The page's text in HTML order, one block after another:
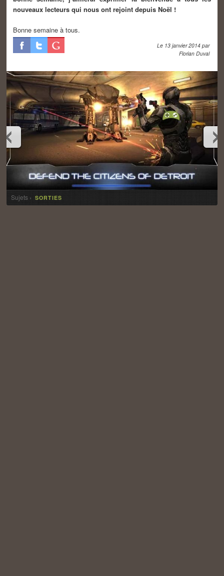
nouveaux lecteurs qui nous ont rejoint depuis Noël !
Bonne semaine à tous.
Le 13 janvier 2014par
Florian Duval
Sujets › SORTIES